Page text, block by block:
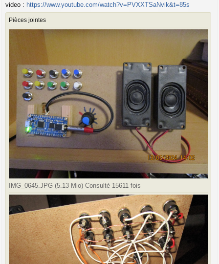
video : https://www.youtube.com/watch?v=PVXXTSaNvik&t=85s
Pièces jointes
IMG_0645.JPG (5.13 Mio) Consulté 15611 fois